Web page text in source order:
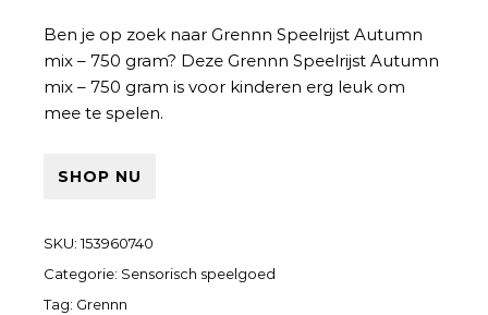
Ben je op zoek naar Grennn Speelrijst Autumn
mix – 750 gram? Deze Grennn Speelrijst Autumn
mix – 750 gram is voor kinderen erg leuk om
mee te spelen.
SHOP NU
SKU:153960740
Categorie: Sensorisch speelgoed
Tag: Grennn